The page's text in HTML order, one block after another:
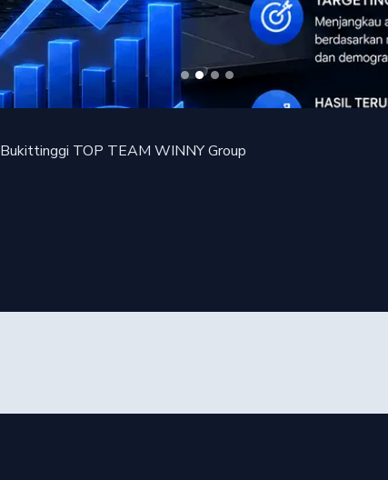
Bukittinggi TOP TEAM WINNY Group